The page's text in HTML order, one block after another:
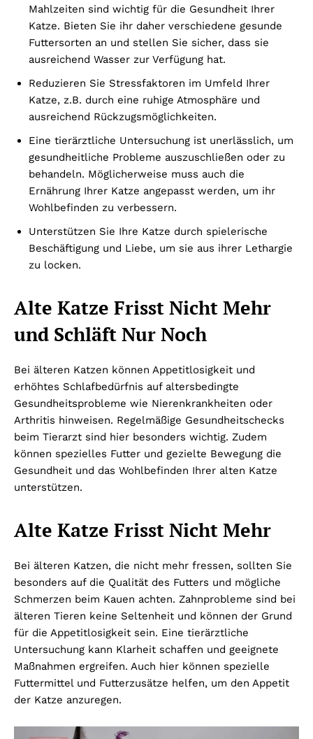
Mahlzeiten sind wichtig für die Gesundheit Ihrer
Katze. Bieten Sie ihr daher verschiedene gesunde
Futtersorten an und stellen Sie sicher, dass sie
ausreichend Wasser zur Verfügung hat.
Reduzieren Sie Stressfaktoren im Umfeld Ihrer
Katze, z.B. durch eine ruhige Atmosphäre und
ausreichend Rückzugsmöglichkeiten.
Eine tierärztliche Untersuchung ist unerlässlich, um
gesundheitliche Probleme auszuschließen oder zu
behandeln. Möglicherweise muss auch die
Ernährung Ihrer Katze angepasst werden, um ihr
Wohlbefinden zu verbessern.
Unterstützen Sie Ihre Katze durch spielerische
Beschäftigung und Liebe, um sie aus ihrer Lethargie
zu locken.
Alte Katze Frisst Nicht Mehr
und Schläft Nur Noch
Bei älteren Katzen können Appetitlosigkeit und
erhöhtes Schlafbedürfnis auf altersbedingte
Gesundheitsprobleme wie Nierenkrankheiten oder
Arthritis hinweisen. Regelmäßige Gesundheitschecks
beim Tierarzt sind hier besonders wichtig. Zudem
können spezielles Futter und gezielte Bewegung die
Gesundheit und das Wohlbefinden Ihrer alten Katze
unterstützen.
Alte Katze Frisst Nicht Mehr
Bei älteren Katzen, die nicht mehr fressen, sollten Sie
besonders auf die Qualität des Futters und mögliche
Schmerzen beim Kauen achten. Zahnprobleme sind bei
älteren Tieren keine Seltenheit und können der Grund
für die Appetitlosigkeit sein. Eine tierärztliche
Untersuchung kann Klarheit schaffen und geeignete
Maßnahmen ergreifen. Auch hier können spezielle
Futtermittel und Futterzusätze helfen, um den Appetit
der Katze anzuregen.